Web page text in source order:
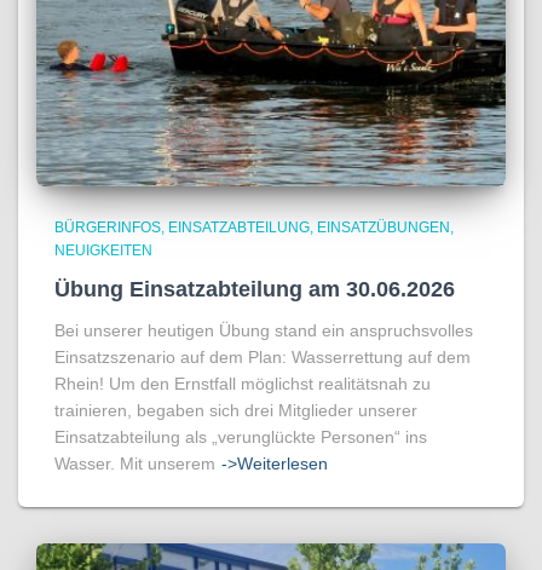
BÜRGERINFOS EINSATZABTEILUNG EINSATZÜBUNGEN
NEUIGKEITEN
Übung Einsatzabteilung am 30.06.2026
Bei unserer heutigen Übung stand ein anspruchsvolles
Einsatzszenario auf dem Plan: Wasserrettung auf dem
Rhein! Um den Ernstfall möglichst realitätsnah zu
trainieren, begaben sich drei Mitglieder unserer
Einsatzabteilung als „verunglückte Personen“ ins
Wasser. Mit unserem ->Weiterlesen